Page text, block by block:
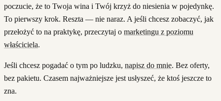
poczucie, że to Twoja wina i Twój krzyż do niesienia w pojedynkę.
To pierwszy krok. Reszta — nie naraz. A jeśli chcesz zobaczyć, jak
przełożyć to na praktykę, przeczytaj o marketingu z poziomu
właściciela.
Jeśli chcesz pogadać o tym po ludzku, napisz do mnie. Bez oferty,
bez pakietu. Czasem najważniejsze jest usłyszeć, że ktoś jeszcze to
zna.